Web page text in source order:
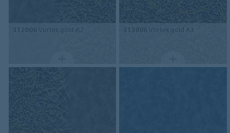
312006 Vortex gold A2 313006 Vortex gold A3